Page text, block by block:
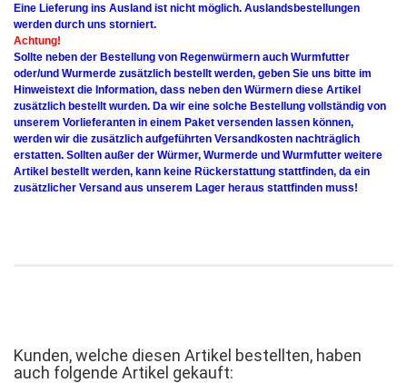
Eine Lieferung ins Ausland ist nicht möglich. Auslandsbestellungen
werden durch uns storniert.
Achtung!
Sollte neben der Bestellung von Regenwürmern auch Wurmfutter
oder/und Wurmerde zusätzlich bestellt werden, geben Sie uns bitte im
Hinweistext die Information, dass neben den Würmern diese Artikel
zusätzlich bestellt wurden. Da wir eine solche Bestellung vollständig von
unserem Vorlieferanten in einem Paket versenden lassen können,
werden wir die zusätzlich aufgeführten Versandkosten nachträglich
erstatten. Sollten außer der Würmer, Wurmerde und Wurmfutter weitere
Artikel bestellt werden, kann keine Rückerstattung stattfinden, da ein
zusätzlicher Versand aus unserem Lager heraus stattfinden muss!
Kunden, welche diesen Artikel bestellten, haben
auch folgende Artikel gekauft: